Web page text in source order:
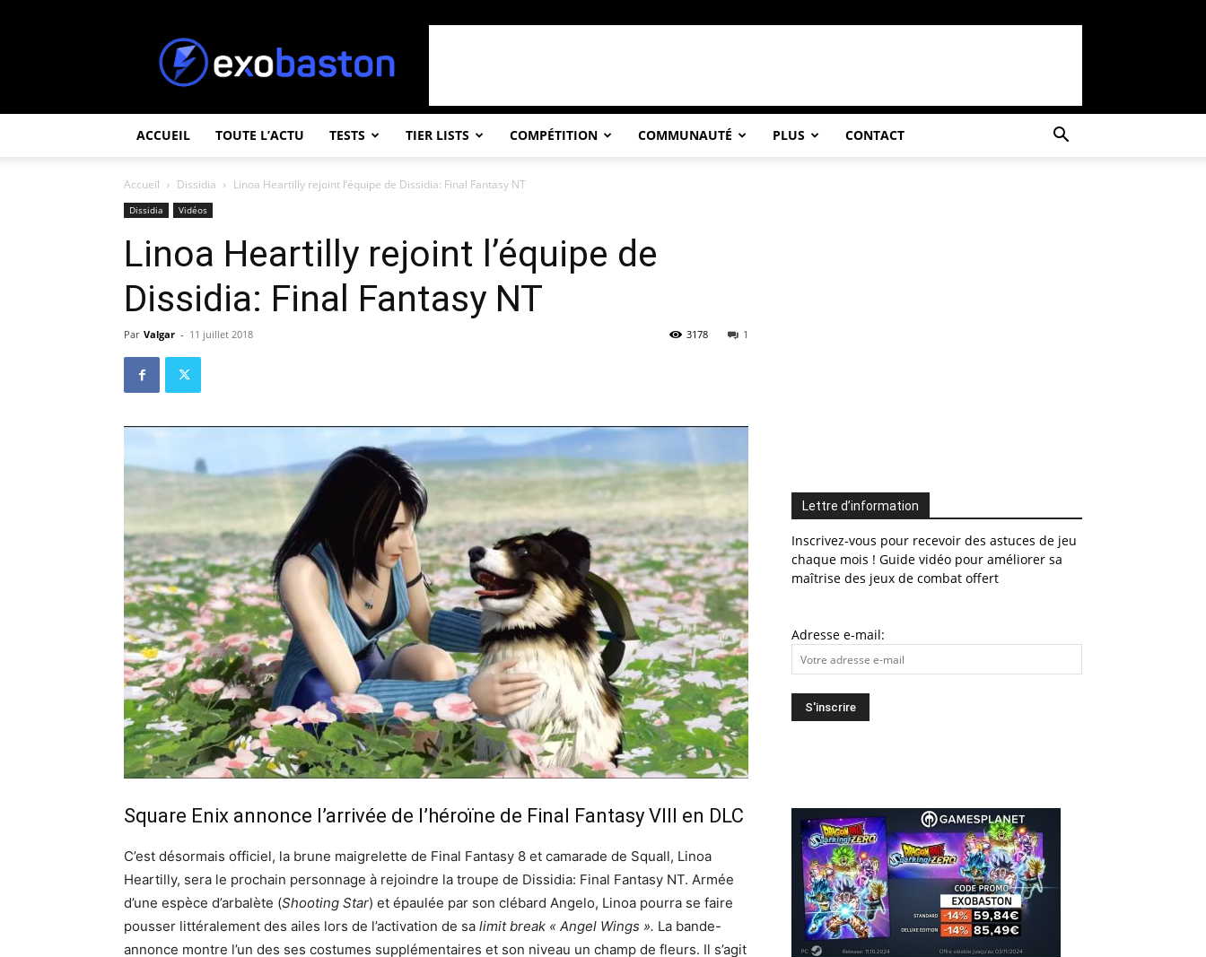
ACCUEIL TOUTE L’ACTU TESTS TIER LISTS COMPÉTITION COMMUNAUTÉ PLUS CONTACT
Accueil Dissidia Linoa Heartilly rejoint l’équipe de Dissidia: Final Fantasy NT
Dissidia Vidéos
Linoa Heartilly rejoint l’équipe de
Dissidia: Final Fantasy NT
Par Valgar - 11 juillet 2018 1
3178
Square Enix annonce l’arrivée de l’héroïne de Final Fantasy VIII en DLC
C’est désormais officiel, la brune maigrelette de Final Fantasy 8 et camarade de Squall, Linoa
Heartilly, sera le prochain personnage à rejoindre la troupe de Dissidia: Final Fantasy NT. Armée
d’une espèce d’arbalète (Shooting Star) et épaulée par son clébard Angelo, Linoa pourra se faire
pousser littéralement des ailes lors de l’activation de sa limit break « Angel Wings ». La bande-
annonce montre l’un des ses costumes supplémentaires et son niveau un champ de fleurs. Il s’agit
Lettre d’information
Inscrivez-vous pour recevoir des astuces de jeu
chaque mois ! Guide vidéo pour améliorer sa
maîtrise des jeux de combat offert
Adresse e-mail: